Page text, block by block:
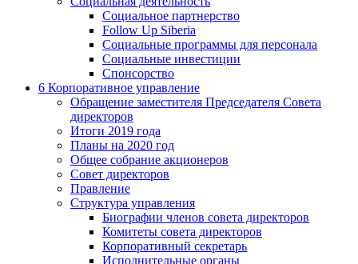
Социальное партнерство
Follow Up Siberia
Социальные программы для персонала
Социальные инвестиции
Спонсорство
6 Корпоративное управление
Обращение заместителя Председателя Совета
директоров
Итоги 2019 года
Планы на 2020 год
Общее собрание акционеров
Совет директоров
Правление
Структура управления
Биографии членов совета директоров
Комитеты совета директоров
Корпоративный секретарь
Исполнительные органы